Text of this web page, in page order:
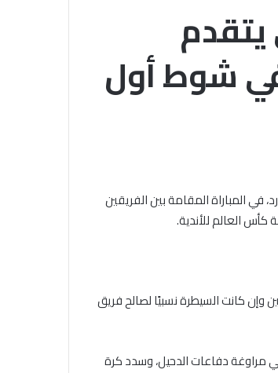
يتقدم
شوط أول
المباراة المقامة بين الفريقين
كأس العالم للأندية.
وإن كانت السيطرة نسبيًا لصالح فريق
مراوغة دفاعات الدحيل، وسدد كرة
خلال
ملتقى
والابتعاد
عن
الغش
أسباب
ترابط
الغش والتدليس من أهم أسباب
ترابط المجتمع